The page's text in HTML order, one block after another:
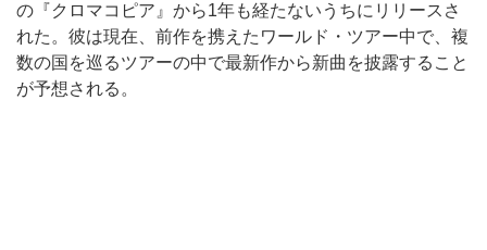
の『クロマコピア』から1年も経たないうちにリリースさ
れた。彼は現在、前作を携えたワールド・ツアー中で、複
数の国を巡るツアーの中で最新作から新曲を披露すること
が予想される。